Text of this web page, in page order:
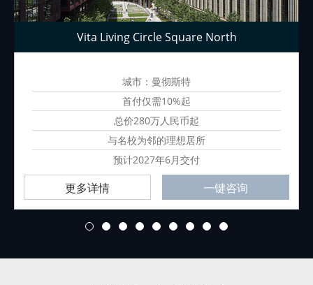
Vita Living Circle Square North
城市：曼彻斯特
首付仅需10%起
总价280万人民币起
与名校为邻的理想居所
预计2027年6月交付
更多详情 一键咨询
3 4 5 6 7 8 9